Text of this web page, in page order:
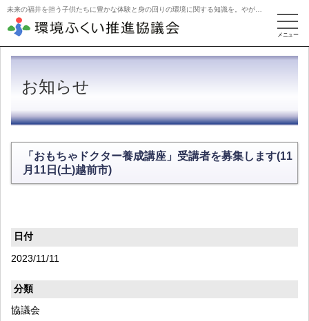
お知らせ
「おもちゃドクター養成講座」受講者を募集します(11
月11日(土)越前市)
日付
2023/11/11
分類
協議会